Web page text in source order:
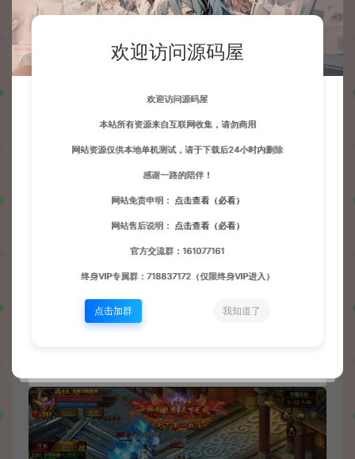
欢迎访问源码屋
欢迎访问源码屋
本站所有资源来自互联网收集，请勿商用
网站资源仅供本地单机测试，请于下载后24小时内删除
感谢一路的陪伴！
网站免责申明： 点击查看（必看）
网站售后说明： 点击查看（必看）
官方交流群：161077161
终身VIP专属群：718837172（仅限终身VIP进入）
点击加群 我知道了